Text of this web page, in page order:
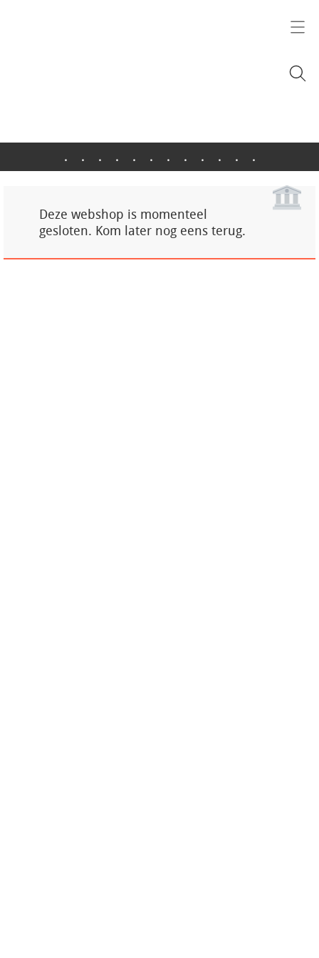
. . . . . . . . . . . .
Deze webshop is momenteel
gesloten. Kom later nog eens terug.